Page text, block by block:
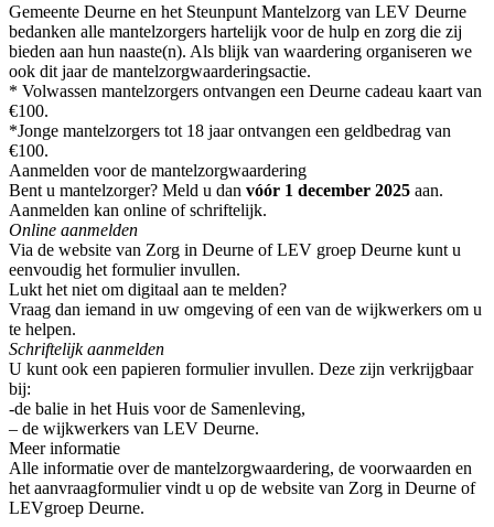
Gemeente Deurne en het Steunpunt Mantelzorg van LEV Deurne
bedanken alle mantelzorgers hartelijk voor de hulp en zorg die zij
bieden aan hun naaste(n). Als blijk van waardering organiseren we
ook dit jaar de mantelzorgwaarderingsactie.
* Volwassen mantelzorgers ontvangen een Deurne cadeau kaart van
€100.
*Jonge mantelzorgers tot 18 jaar ontvangen een geldbedrag van
€100.
Aanmelden voor de mantelzorgwaardering
Bent u mantelzorger? Meld u dan vóór 1 december 2025 aan.
Aanmelden kan online of schriftelijk.
Online aanmelden
Via de website van Zorg in Deurne of LEV groep Deurne kunt u
eenvoudig het formulier invullen.
Lukt het niet om digitaal aan te melden?
Vraag dan iemand in uw omgeving of een van de wijkwerkers om u
te helpen.
Schriftelijk aanmelden
U kunt ook een papieren formulier invullen. Deze zijn verkrijgbaar
bij:
-de balie in het Huis voor de Samenleving,
– de wijkwerkers van LEV Deurne.
Meer informatie
Alle informatie over de mantelzorgwaardering, de voorwaarden en
het aanvraagformulier vindt u op de website van Zorg in Deurne of
LEVgroep Deurne.